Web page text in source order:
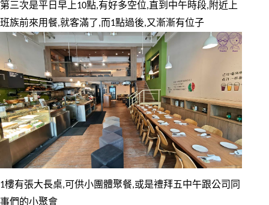
第三次是平日早上10點,有好多空位,直到中午時段,附近上
班族前來用餐,就客滿了,而1點過後,又漸漸有位子
1樓有張大長桌,可供小團體聚餐,或是禮拜五中午跟公司同
事們的小聚會